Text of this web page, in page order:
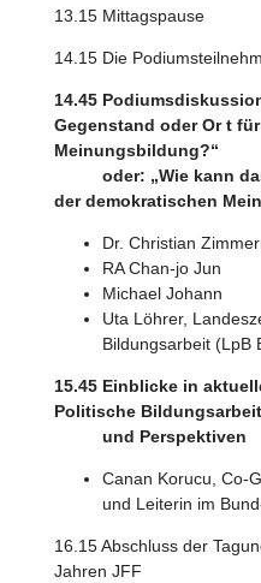
13.15 Mittagspause
14.15 Die
14.45
Gegenstand oder Or t
Meinungsbildung?“
oder: „Wie kann das
der demokratischen
Dr. Christian
RA Chan-jo Jun
Michael Johann
Uta Löhrer,
Bildungsarbeit (LpB
15.45 Einblicke in
Politische
und Perspektiven
Canan Korucu, Co-
und Leiterin im
16.15 Abschluss der
Jahren JFF